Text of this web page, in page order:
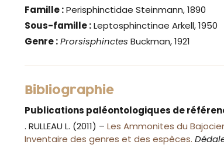
Famille :Perisphinctidae Steinmann, 1890
Sous-famille :Leptosphinctinae Arkell, 1950
Genre :Prorsisphinctes Buckman, 1921
Bibliographie
Publications paléontologiques de
. RULLEAU L. (2011) – Les Ammonites du
Inventaire des genres et des espèces.